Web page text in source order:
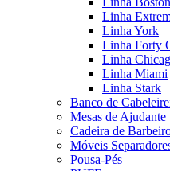
Linha
Linha York
Linha Forty
Linha
Linha Miami
Linha Stark
Banco de
Mesas de Ajudante
Cadeira de
Móveis
Pousa-Pés